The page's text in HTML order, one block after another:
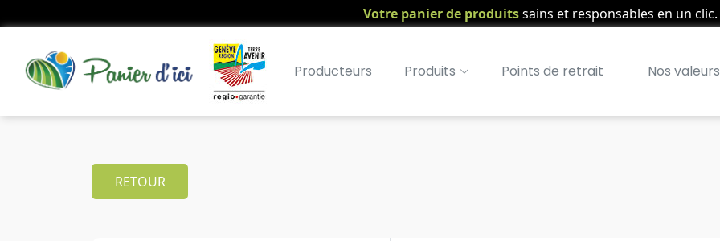
Votre panier de produitssains et responsables en un clic.
Producteurs Produits Points de retrait Nos valeurs
RETOUR